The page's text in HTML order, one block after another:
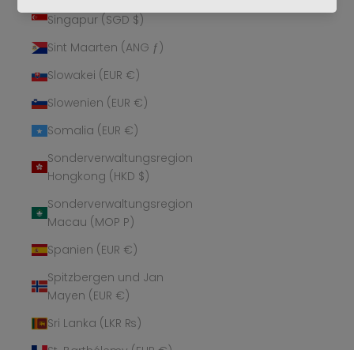
Singapur (SGD $)
Sint Maarten (ANG ƒ)
Slowakei (EUR €)
Slowenien (EUR €)
Somalia (EUR €)
Sonderverwaltungsregion
Hongkong (HKD $)
Sonderverwaltungsregion
Macau (MOP P)
Spanien (EUR €)
Spitzbergen und Jan
Mayen (EUR €)
Sri Lanka (LKR ₨)